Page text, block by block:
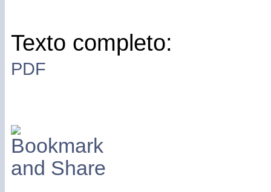
Texto completo:
PDF